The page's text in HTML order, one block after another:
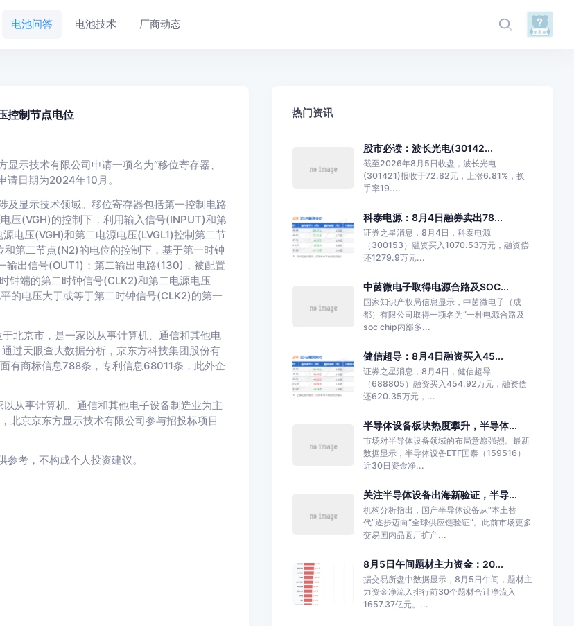
电池问答 电池技术 厂商动态
控制节点电位
示技术有限公司申请一项名为“移位寄存器、
请日期为2024年10月。
及显示技术领域。移位寄存器包括第一控制电路
压(VGH)的控制下，利用输入信号(INPUT)和第
电压(VGH)和第二电源电压(LVGL1)控制第二节
第二节点(N2)的电位的控制下，基于第一时钟
输出信号(OUT1)；第二输出电路(130)，被配置
钟端的第二时钟信号(CLK2)和第二电源电压
的电压大于或等于第二时钟信号(CLK2)的第一
北京市，是一家以从事计算机、通信和其他电
过天眼查大数据分析，京东方科技集团股份有
有商标信息788条，专利信息68011条，此外企
从事计算机、通信和其他电子设备制造业为主
北京京东方显示技术有限公司参与招投标项目
考，不构成个人投资建议。
热门资讯
股市必读：波长光电(30142...
截至2026年8月5日收盘，波长光电
(301421)报收于72.82元，上涨6.81%，换
手率19....
科泰电源：8月4日融券卖出78...
证券之星消息，8月4日，科泰电源
（300153）融资买入1070.53万元，融资偿
还1279.9万元...
中茵微电子取得电源合路及SOC...
国家知识产权局信息显示，中茵微电子（成
都）有限公司取得一项名为“一种电源合路及
soc chip内部多...
健信超导：8月4日融资买入45...
证券之星消息，8月4日，健信超导
（688805）融资买入454.92万元，融资偿
还620.35万元，...
半导体设备板块热度攀升，半导体...
市场对半导体设备领域的布局意愿强烈。最新
数据显示，半导体设备ETF国泰（159516）
近30日资金净...
关注半导体设备出海新验证，半导...
机构分析指出，国产半导体设备从“本土替
代”逐步迈向“全球供应链验证”。此前市场更多
交易国内晶圆厂扩产...
8月5日午间题材主力资金：20...
据交易所盘中数据显示，8月5日午间，题材主
力资金净流入排行前30个题材合计净流入
1657.37亿元。...